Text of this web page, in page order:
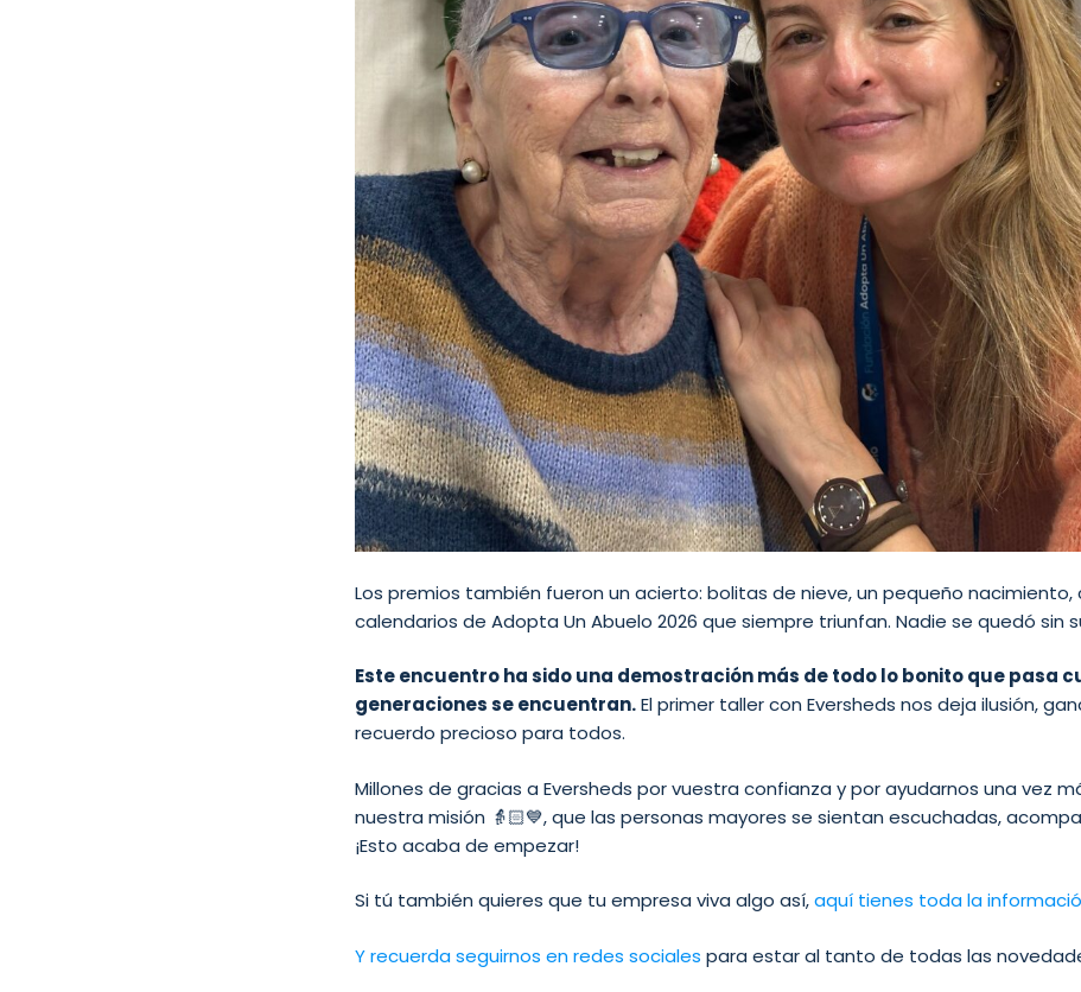
Los premios también fueron un acierto: bolitas de nieve, un pequeño nacimiento,
calendarios de Adopta Un Abuelo 2026 que siempre triunfan. Nadie se quedó sin
Este encuentro ha sido una demostración más de todo lo bonito que pasa
generaciones se encuentran.El primer taller con Eversheds nos deja ilusión,
recuerdo precioso para todos.
Millones de gracias a Eversheds por vuestra confianza y por ayudarnos una vez
nuestra misión 👵🏻💙, que las personas mayores se sientan escuchadas,
¡Esto acaba de empezar!
Si tú también quieres que tu empresa viva algo así,aquí tienes toda la
Y recuerda seguirnos en redes sociales para estar al tanto de todas las